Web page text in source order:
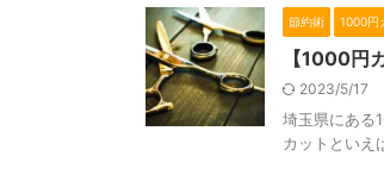
節約術 1000円
【1000円
2023/5/17
埼玉県にある
カットといえ